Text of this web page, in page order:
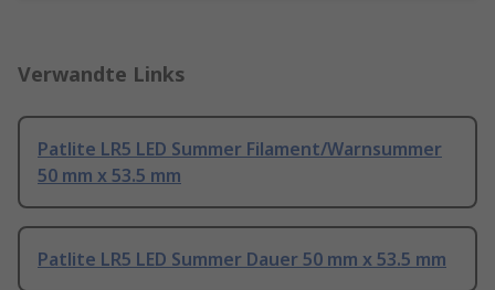
Verwandte Links
Patlite LR5 LED Summer Filament/Warnsummer
50 mm x 53.5 mm
Patlite LR5 LED Summer Dauer 50 mm x 53.5 mm